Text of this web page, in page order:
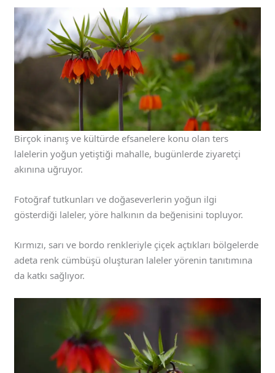
Birçok inanış ve kültürde efsanelere konu olan ters
lalelerin yoğun yetiştiği mahalle, bugünlerde ziyaretçi
akınına uğruyor.
Fotoğraf tutkunları ve doğaseverlerin yoğun ilgi
gösterdiği laleler, yöre halkının da beğenisini topluyor.
Kırmızı, sarı ve bordo renkleriyle çiçek açtıkları bölgelerde
adeta renk cümbüşü oluşturan laleler yörenin tanıtımına
da katkı sağlıyor.